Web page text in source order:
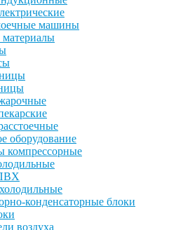
машины
материалы
оборудование
компрессорные
конденсаторные блоки
воздуха